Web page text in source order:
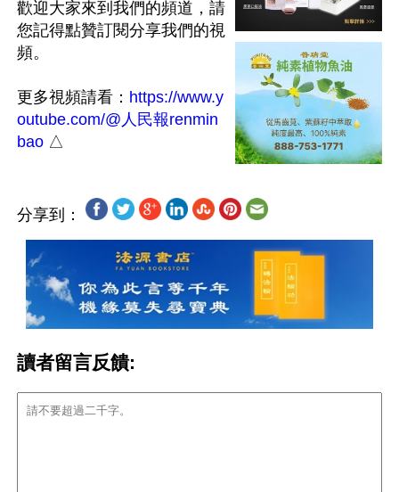
歡迎大家來到我們的頻道，請
您記得點贊訂閱分享我們的視
頻。
更多視頻請看： https://www.y
outube.com/@人民報renmin
bao
分享到：
讀者留言反饋: